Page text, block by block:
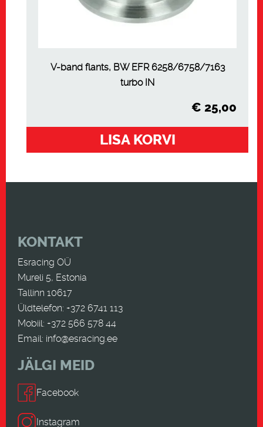
V-band flants, BW EFR 6258/6758/7163
turbo IN
€ 25,00
LISA KORVI
KONTAKT
Esracing OÜ
Mureli 5, Estonia
Tallinn 10617
Üldtelefon: +372 6741 113
Mobiil: +372 566 578 44
Email: info@esracing.ee
JÄLGI MEID
Facebook
Instagram